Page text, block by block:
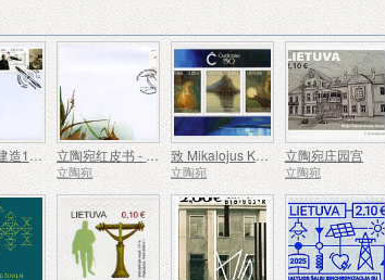
安博飞机建造100周年 立陶宛红皮书 - 鸟类
立陶宛
致 Mikalojus Konstantinas Ciurlionis - 150
立陶宛
立陶宛庄园宫
立陶宛